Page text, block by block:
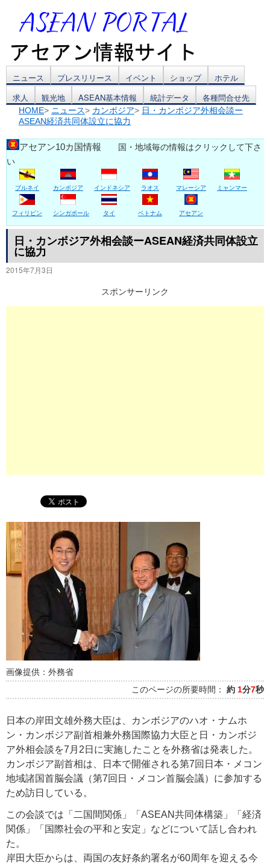
コ
ン
テ
ン
ツ
へ
ス
キ
ッ
ニュース プレスリリース イベント ショップ
ホテル
求人
観光地 ASEAN基本情報 統計データ 各種問合せ先
HOME> ニュース> カンボジア> 日・カンボジア外相会談ー
ASEAN経済共同体設立に協力
アセアン10カ国情報 国・地域毎の情報はクリックして下さ
い
ブルネイ カンボジア インドネシア ラオス マレーシア ミャンマー
フィリピン シンガポール タイ ベトナム アセアン
日・カンボジア外相会談ーASEAN経済共同体設立
に協力
2015年7月3日
スポンサーリンク
画像提供：外務省
このページの所要時間： 約 1分7秒
日本の岸田文雄外務大臣は、カンボジアのハオ・ナムホ
ン・カンボジア副首相兼外務国際協力大臣と日・カンボジ
ア外相会談を7月2日に実施したことを外務省は発表した。
カンボジア副首相は、日本で開催される第7回日本・メコン
地域諸国首脳会議（第7回日・メコン首脳会議）に参加する
ため訪日している。
この会談では「二国間関係」「ASEAN共同体構築」「経済
関係」「国際社会の平和と安定」などについて話し合われ
た。
岸田大臣からは、両国の友好条約署名が60周年を迎える今